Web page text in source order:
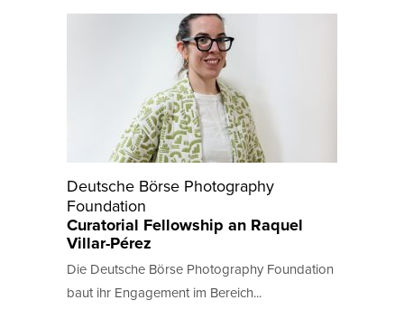
Deutsche Börse Photography
Foundation
Curatorial Fellowship an Raquel
Villar-Pérez
Die Deutsche Börse Photography Foundation
baut ihr Engagement im Bereich...